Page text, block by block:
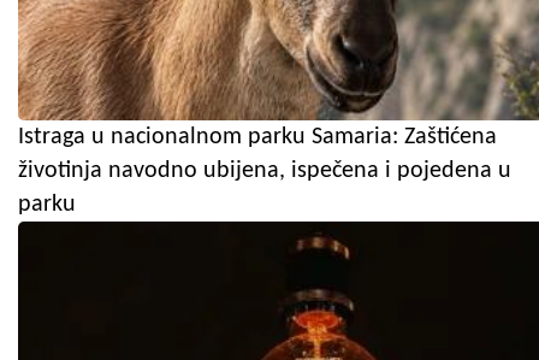
Istraga u nacionalnom parku Samaria: Zaštićena
životinja navodno ubijena, ispečena i pojedena u
parku